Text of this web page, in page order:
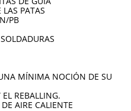
PATAS
PB
MÍNIMA NOCIÓN DE SU
EL REBALLING.
AIRE CALIENTE